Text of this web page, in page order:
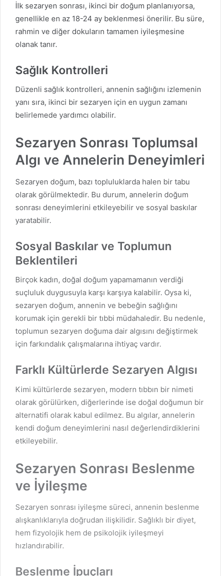
İlk sezaryen sonrası, ikinci bir doğum planlanıyorsa,
genellikle en az 18-24 ay beklenmesi önerilir. Bu süre,
rahmin ve diğer dokuların tamamen iyileşmesine
olanak tanır.
Sağlık Kontrolleri
Düzenli sağlık kontrolleri, annenin sağlığını izlemenin
yanı sıra, ikinci bir sezaryen için en uygun zamanı
belirlemede yardımcı olabilir.
Sezaryen Sonrası Toplumsal
Algı ve Annelerin Deneyimleri
Sezaryen doğum, bazı topluluklarda halen bir tabu
olarak görülmektedir. Bu durum, annelerin doğum
sonrası deneyimlerini etkileyebilir ve sosyal baskılar
yaratabilir.
Sosyal Baskılar ve Toplumun
Beklentileri
Birçok kadın, doğal doğum yapamamanın verdiği
suçluluk duygusuyla karşı karşıya kalabilir. Oysa ki,
sezaryen doğum, annenin ve bebeğin sağlığını
korumak için gerekli bir tıbbi müdahaledir. Bu nedenle,
toplumun sezaryen doğuma dair algısını değiştirmek
için farkındalık çalışmalarına ihtiyaç vardır.
Farklı Kültürlerde Sezaryen Algısı
Kimi kültürlerde sezaryen, modern tıbbın bir nimeti
olarak görülürken, diğerlerinde ise doğal doğumun bir
alternatifi olarak kabul edilmez. Bu algılar, annelerin
kendi doğum deneyimlerini nasıl değerlendirdiklerini
etkileyebilir.
Sezaryen Sonrası Beslenme
ve İyileşme
Sezaryen sonrası iyileşme süreci, annenin beslenme
alışkanlıklarıyla doğrudan ilişkilidir. Sağlıklı bir diyet,
hem fizyolojik hem de psikolojik iyileşmeyi
hızlandırabilir.
Beslenme İpuçları